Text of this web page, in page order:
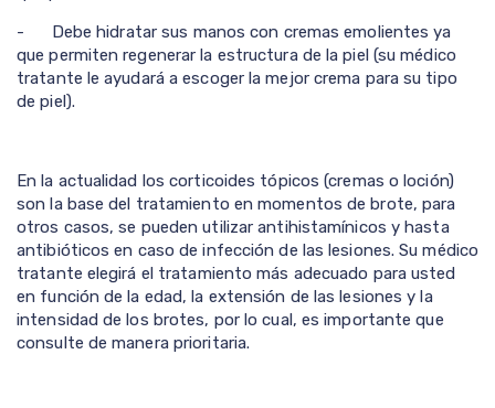
- Debe hidratar sus manos con cremas emolientes ya
que permiten regenerar la estructura de la piel (su médico
tratante le ayudará a escoger la mejor crema para su tipo
de piel).
En la actualidad los corticoides tópicos (cremas o loción)
son la base del tratamiento en momentos de brote, para
otros casos, se pueden utilizar antihistamínicos y hasta
antibióticos en caso de infección de las lesiones. Su médico
tratante elegirá el tratamiento más adecuado para usted
en función de la edad, la extensión de las lesiones y la
intensidad de los brotes, por lo cual, es importante que
consulte de manera prioritaria.